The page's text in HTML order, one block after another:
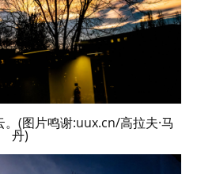
(图片鸣谢:uux.cn/高拉夫·马
丹)